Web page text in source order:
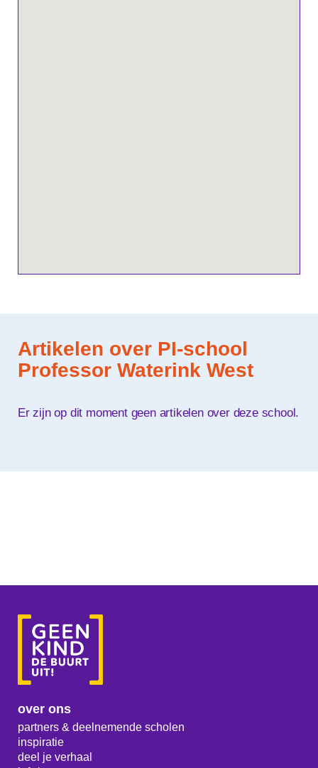
Artikelen over PI-school
Professor Waterink West
Er zijn op dit moment geen artikelen over deze school.
over ons
partners & deelnemende scholen
inspiratie
deel je verhaal